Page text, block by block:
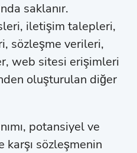
saklanır.
iletişim talepleri,
sözleşme verileri,
web sitesi erişimleri
oluşturulan diğer
potansiyel ve
sözleşmenin